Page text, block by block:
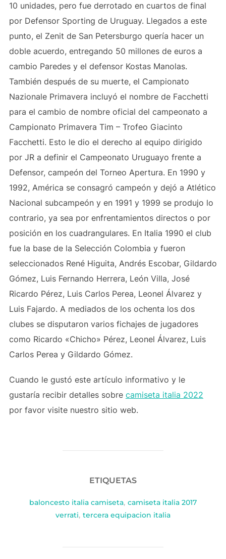
10 unidades, pero fue derrotado en cuartos de final
por Defensor Sporting de Uruguay. Llegados a este
punto, el Zenit de San Petersburgo quería hacer un
doble acuerdo, entregando 50 millones de euros a
cambio Paredes y el defensor Kostas Manolas.
También después de su muerte, el Campionato
Nazionale Primavera incluyó el nombre de Facchetti
para el cambio de nombre oficial del campeonato a
Campionato Primavera Tim – Trofeo Giacinto
Facchetti. Esto le dio el derecho al equipo dirigido
por JR a definir el Campeonato Uruguayo frente a
Defensor, campeón del Torneo Apertura. En 1990 y
1992, América se consagró campeón y dejó a Atlético
Nacional subcampeón y en 1991 y 1999 se produjo lo
contrario, ya sea por enfrentamientos directos o por
posición en los cuadrangulares. En Italia 1990 el club
fue la base de la Selección Colombia y fueron
seleccionados René Higuita, Andrés Escobar, Gildardo
Gómez, Luis Fernando Herrera, León Villa, José
Ricardo Pérez, Luis Carlos Perea, Leonel Álvarez y
Luis Fajardo. A mediados de los ochenta los dos
clubes se disputaron varios fichajes de jugadores
como Ricardo «Chicho» Pérez, Leonel Álvarez, Luis
Carlos Perea y Gildardo Gómez.
Cuando le gustó este artículo informativo y le
gustaría recibir detalles sobre camiseta italia 2022
por favor visite nuestro sitio web.
ETIQUETAS
baloncesto italia camiseta, camiseta italia 2017
verrati, tercera equipacion italia